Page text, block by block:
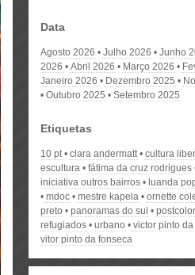
Data
Agosto 2026 Julho 2026 Junho
2026
Abril 2026 Março 2026
Janeiro 2026
Dezembro 2025
Outubro 2025
Setembro 2025
Etiquetas
10 pt clara andermatt
cultura
escultura
fátima da cruz rodrigues
iniciativa outros bairros
luanda
mdoc
mestre kapela ornette
preto
panoramas do sul
refugiados
urbano
victor pinto
vitor pinto da fonseca